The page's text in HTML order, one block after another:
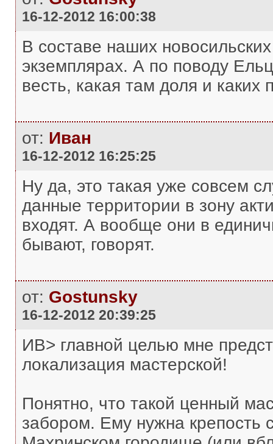
16-12-2012 16:00:38
В составе наших
экземплярах. А по поводу
весть, какая там доля и
от: Иван
16-12-2012 16:25:25
Ну да, это такая уже совсем
данные территории в зону
входят. А вообще они в
бывают, говорят.
от: Gostunsky
16-12-2012 20:39:25
ИВ> главной целью мне
локализация мастерской!
Понятно, что такой ценный
забором. Ему нужна крепость